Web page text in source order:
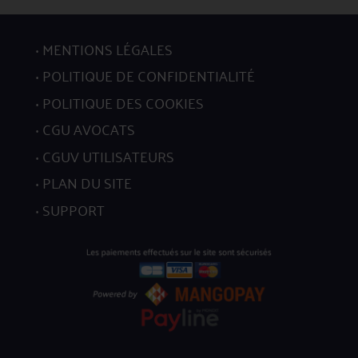
MENTIONS LÉGALES
POLITIQUE DE CONFIDENTIALITÉ
POLITIQUE DES COOKIES
CGU AVOCATS
CGUV UTILISATEURS
PLAN DU SITE
SUPPORT